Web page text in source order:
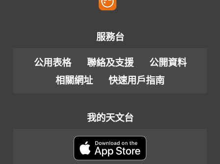
服務台
公用表格 聯絡及支援
公開資料
相關網址
快速用戶指南
我的天文台